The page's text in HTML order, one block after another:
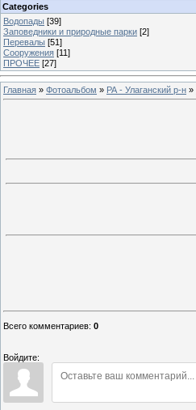
Categories
Водопады [39]
Заповедники и природные парки [2]
Перевалы [51]
Сооружения [11]
ПРОЧЕЕ [27]
Главная » Фотоальбом » РА - Улаганский р-н »
Всего комментариев: 0
Войдите: